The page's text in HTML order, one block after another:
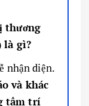
thương
là gì?
nhận diện.
và khác
tâm trí